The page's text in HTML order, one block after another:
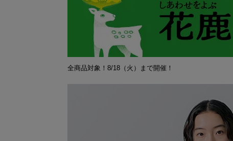
全商品対象！8/18（火）まで開催！